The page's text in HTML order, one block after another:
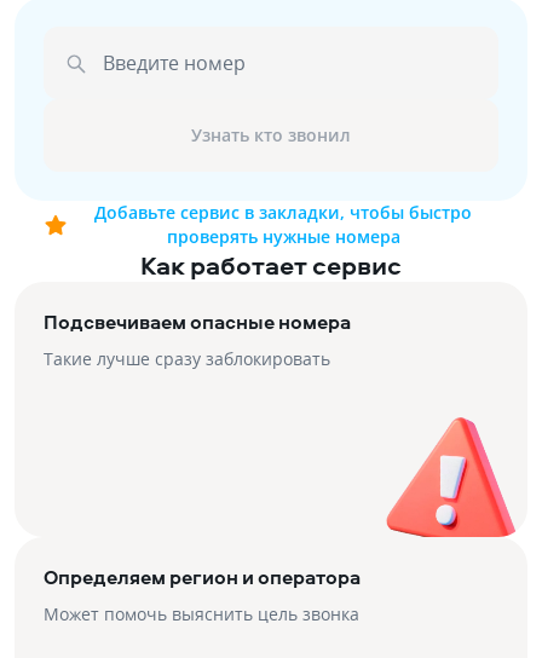
Введите номер
Узнать кто звонил
Добавьте сервис в закладки, чтобы быстро
проверять нужные номера
Как работает сервис
Подсвечиваем опасные номера
Такие лучше сразу заблокировать
Определяем регион и оператора
Может помочь выяснить цель звонка